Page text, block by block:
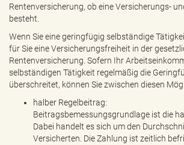
Rentenversicherung, ob eine Versicherungs-
besteht.
Wenn Sie eine geringfügig selbständige
für Sie eine Versicherungsfreiheit in der
Rentenversicherung. Sofern Ihr
selbständigen Tätigkeit regelmäßig die
überschreitet, können Sie zwischen diesen
halber Regelbeitrag:
Beitragsbemessungsgrundlage ist die
Dabei handelt es sich um den
Versicherten. Die Zahlung ist zeitlich